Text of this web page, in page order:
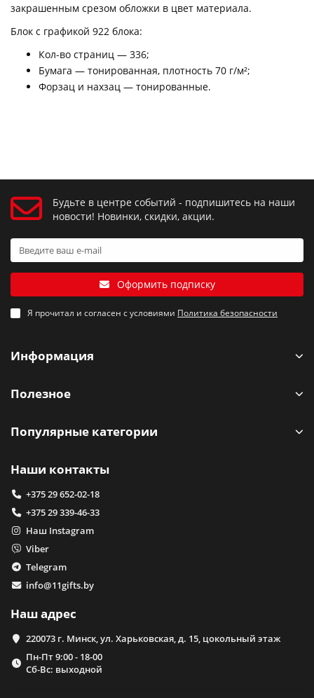
закрашенным срезом обложки в цвет материала.
Блок с графикой 922 блока:
Кол-во страниц — 336;
Бумага — тонированная, плотность 70 г/м²;
Форзац и нахзац — тонированные.
Будьте в центре событий - подпишитесь на наши
новости! Новинки, скидки, акции.
Оформить подписку
Я прочитал и согласен с условиями Политика безопасности
Информация
Полезное
Популярные категории
Наши контакты
+375 29 652-02-18
+375 29 339-46-33
Наш Instagram
Viber
Telegram
info@11gifts.by
Наш адрес
220073 г. Минск, ул. Харьковская, д. 15, цокольный этаж
Пн-Пт 9:00 - 18-00
Сб-Вс: выходной